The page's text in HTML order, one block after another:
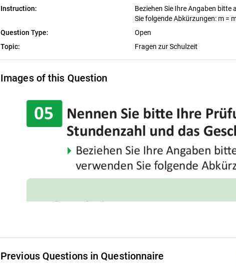
Instruction:
Beziehen Sie Ihre Angaben
Sie folgende Abkürzungen: m =
Question Type:
Open
Topic:
Fragen zur Schulzeit
Images of this Question
Previous Questions in Questionnaire